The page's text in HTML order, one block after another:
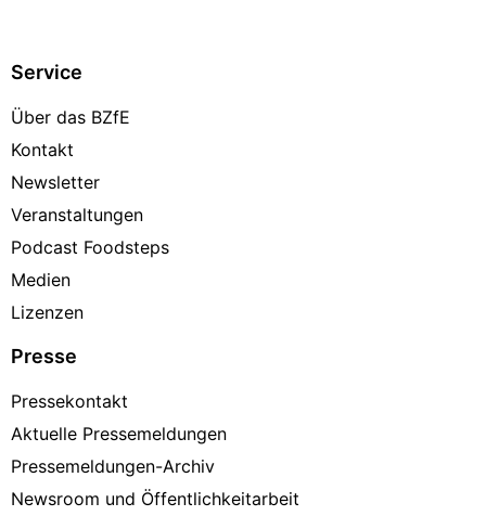
Service
Über das BZfE
Kontakt
Newsletter
Veranstaltungen
Podcast Foodsteps
Medien
Lizenzen
Presse
Pressekontakt
Aktuelle Pressemeldungen
Pressemeldungen-Archiv
Newsroom und Öffentlichkeitarbeit